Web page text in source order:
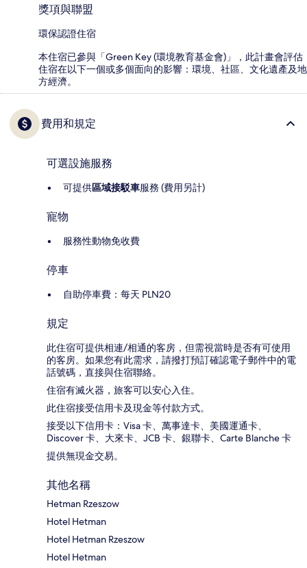
獎項與聯盟
環保認證住宿
本住宿已參與「Green Key (環境教育基金會)」，此計畫會評估
住宿在以下一個或多個面向的影響：環境、社區、文化遺產及地
方經濟。
費用和規定
可選設施服務
可提供區域接駁車服務 (費用另計)
寵物
服務性動物免收費
停車
自助停車費：每天 PLN20
規定
此住宿可提供相連/相通的客房，但需視當時是否有可使用
的客房。如果您有此需求，請撥打預訂確認電子郵件中的電
話號碼，直接與住宿聯絡。
住宿有滅火器，旅客可以安心入住。
此住宿接受信用卡及現金等付款方式。
接受以下信用卡：Visa 卡、萬事達卡、美國運通卡、
Discover 卡、大來卡、JCB 卡、銀聯卡、Carte Blanche 卡
提供無現金交易。
其他名稱
Hetman Rzeszow
Hotel Hetman
Hotel Hetman Rzeszow
Hotel Hetman